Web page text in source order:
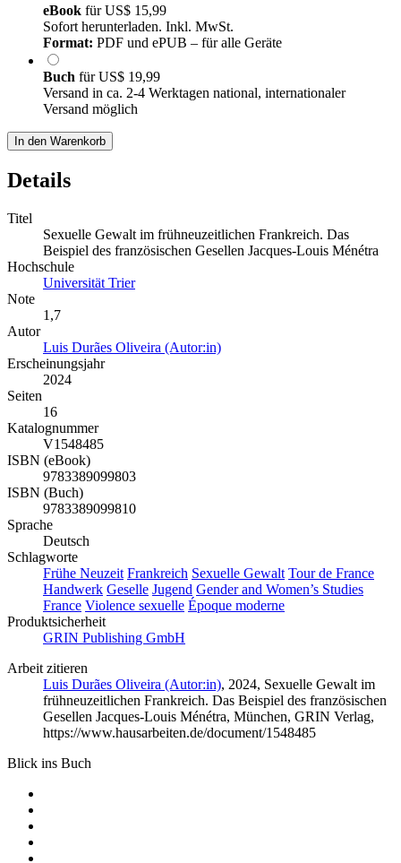
eBook fürUS$ 15,99
Sofort herunterladen. Inkl. MwSt.
Format: PDF und ePUB – für alle Geräte
Buch fürUS$ 19,99
Versand in ca. 2-4 Werktagen national, internationaler
Versand möglich
In den Warenkorb
Details
Titel
Sexuelle Gewalt im frühneuzeitlichen Frankreich. Das
Beispiel des französischen Gesellen Jacques-Louis Ménétra
Hochschule
Universität Trier
Note
1,7
Autor
Luis Durães Oliveira (Autor:in)
Erscheinungsjahr
2024
Seiten
16
Katalognummer
V1548485
ISBN (eBook)
9783389099803
ISBN (Buch)
9783389099810
Sprache
Deutsch
Schlagworte
Frühe Neuzeit Frankreich Sexuelle Gewalt Tour de France
Handwerk Geselle Jugend Gender and Women’s Studies
France Violence sexuelle Époque moderne
Produktsicherheit
GRIN Publishing GmbH
Arbeit zitieren
Luis Durães Oliveira (Autor:in), 2024, Sexuelle Gewalt im
frühneuzeitlichen Frankreich. Das Beispiel des französischen
Gesellen Jacques-Louis Ménétra, München, GRIN Verlag,
https://www.hausarbeiten.de/document/1548485
Blick ins Buch